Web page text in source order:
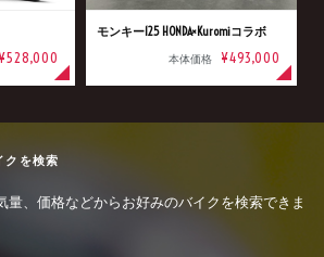
モンキー125 HONDA×Kuromiコラボ
本体価格 ¥493,000
を検索
量、価格などからお好みのバイクを検索できま